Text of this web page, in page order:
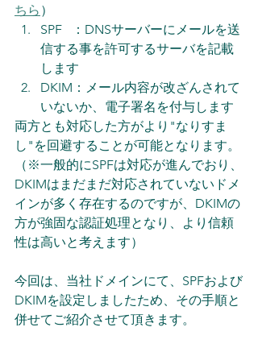
ちら ）
SPF   ：DNSサーバーにメールを送
信する事を許可するサーバを記載
します
DKIM：メール内容が改ざんされて
いないか、電子署名を付与します
両方とも対応した方がより"なりすま
し"を回避することが可能となります。
（※一般的にSPFは対応が進んでおり、
DKIMはまだまだ対応されていないドメ
インが多く存在するのですが、DKIMの
方が強固な認証処理となり、より信頼
性は高いと考えます）
今回は、当社ドメインにて、SPFおよび
DKIMを設定しましたため、その手順と
併せてご紹介させて頂きます。